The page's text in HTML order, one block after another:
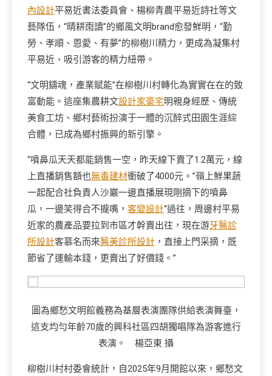
內設計平易近書法委員會、楊柳青農平易近詩社等文
藝隊伍，“晴耕雨讀”的鄉風文明brand愈發鮮明，“勤
勞、孝順、恩愛、有夢”的柳樹川精力，更成為凝集村
平易近、吸引游客的精力紐帶。
“文明鑄魂，產業賦能”在柳樹川村轉化為實實在在的致
富動能。這座集農耕文設計家豪宅明親身經歷、傳統
美食工坊、鄉村藝術扮演于一體的沉醉式田園生涯綜
合體，已成為鄉村振興的新引擎。
“噴鼻瓜天天都能銷售一空，昨天線下賣了1.2萬元，線
上直播銷售額也無毒建材衝破了4000元。”嶺上鮮果蔬
一起配合社負責人沙巖一邊直播展現剛摘下的噴鼻
瓜，一邊笑得合不攏嘴， 客變設計“過往，周邊村平易
近家的農產品要拉到市區才幹賣出往，現在游牙醫診
所設計客慕名而來醫美診所設計 ，直接上門采摘，既
節省了運輸本錢，更賣出了好價錢。”
圖為鄉愁文明館義務為基層表演團隊供給表演舞臺，
這支均勻年齡70歲的興科社區四胡獨唱隊為游客進行
表演。 楊亞東 攝
柳樹川村村委會統計，自2025年9月開館以來，鄉愁文